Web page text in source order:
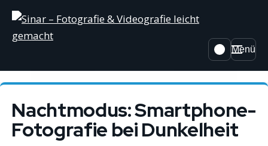
Menü
Nachtmodus: Smartphone-
Fotografie bei Dunkelheit